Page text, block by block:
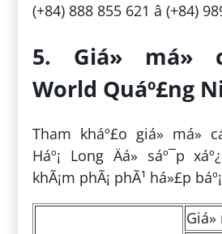
(+84) 888 855 621 â (+84)
5. Giá» má»
World Quáº£ng
Tham kháº£o giá» má»
Háº¡ Long Äá» sáº¯p
khÃ¡m phÃ¡ phÃ¹ há»£p